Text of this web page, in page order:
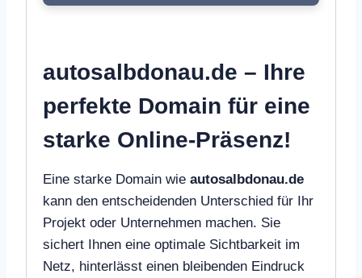
autosalbdonau.de – Ihre
perfekte Domain für eine
starke Online-Präsenz!
Eine starke Domain wie autosalbdonau.de
kann den entscheidenden Unterschied für Ihr
Projekt oder Unternehmen machen. Sie
sichert Ihnen eine optimale Sichtbarkeit im
Netz, hinterlässt einen bleibenden Eindruck